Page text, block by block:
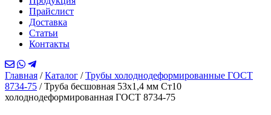
Прайслист
Доставка
Статьи
Контакты
Главная /Каталог /Трубы холоднодеформированные ГОСТ
8734-75 /Труба бесшовная 53х1,4 мм Ст10
холоднодеформированная ГОСТ 8734-75